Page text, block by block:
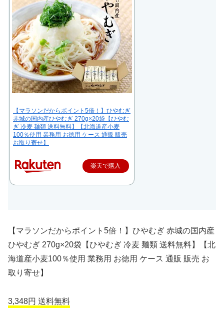
【マラソンだからポイント5倍！】ひやむぎ
赤城の国内産ひやむぎ 270g×20袋【ひやむ
ぎ 冷麦 麺類 送料無料】【北海道産小麦
100％使用 業務用 お徳用 ケース 通販 販売
お取り寄せ】
楽天で購入
【マラソンだからポイント5倍！】ひやむぎ 赤城の国内産
ひやむぎ 270g×20袋【ひやむぎ 冷麦 麺類 送料無料】【北
海道産小麦100％使用 業務用 お徳用 ケース 通販 販売 お
取り寄せ】
3,348円 送料無料